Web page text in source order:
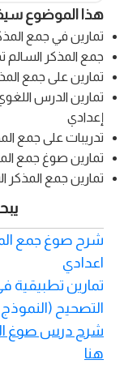
هذا الموضوع
تمارين في جمع
جمع المذكر السالم
تمارين على جمع
تمارين الدرس
إعدادي
تدريبات على جمع
تمارين صوغ جمع
تمارين جمع المذكر
شرح صوغ جمع
اعدادي
تمارين تطبيقية
التصحيح (النموذج 2)
شرح درس صوغ
هنا